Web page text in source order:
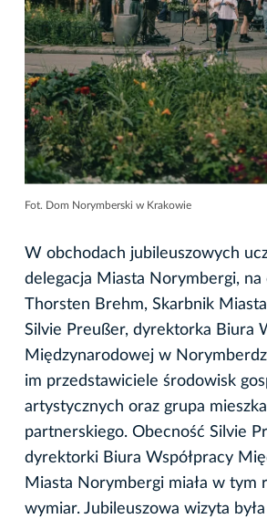
Fot. Dom Norymberski w Krakowie
W obchodach jubileuszowych
delegacja Miasta Norymbergi, na
Thorsten Brehm, Skarbnik
Silvie Preußer, dyrektorka Biura
Międzynarodowej w
im przedstawiciele środowisk
artystycznych oraz grupa
partnerskiego. Obecność Silvie
dyrektorki Biura Współpracy
Miasta Norymbergi miała w tym
wymiar. Jubileuszowa wizyta